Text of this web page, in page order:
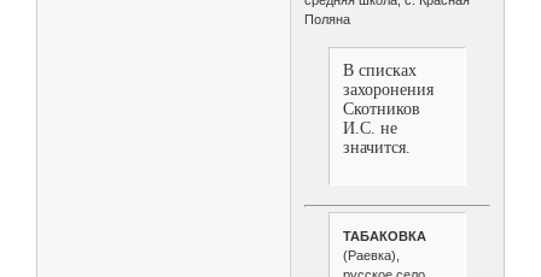
Поляна
В списках
захоронения
Скотников
И.С. не
значится.
ТАБАКОВКА
(Раевка),